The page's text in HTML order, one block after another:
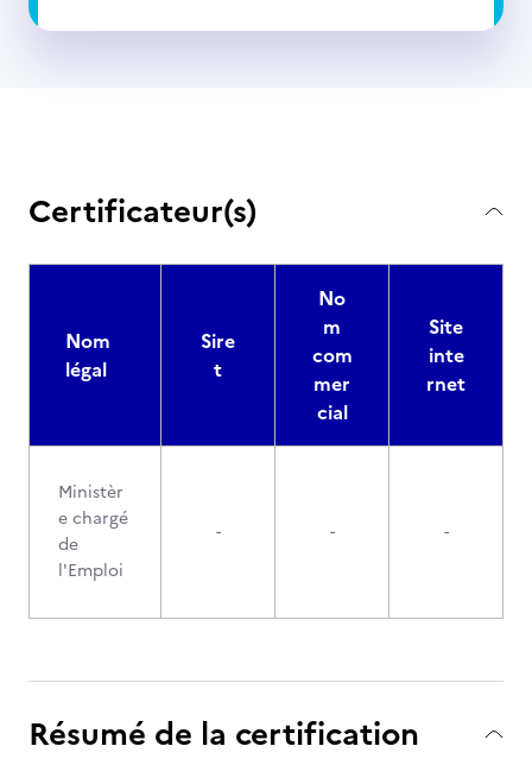
Certificateur(s)
Nom
légal
Sire
t
No
m
com
mer
cial
Site
inte
rnet
Ministèr
e chargé
de
l'Emploi
- - -
Résumé de la certification